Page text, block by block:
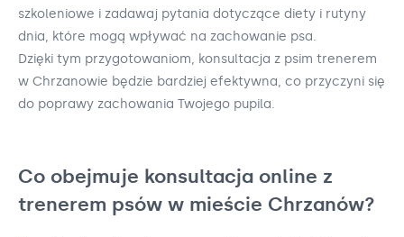
szkoleniowe i zadawaj pytania dotyczące diety i rutyny
dnia, które mogą wpływać na zachowanie psa.
Dzięki tym przygotowaniom, konsultacja z psim trenerem
w Chrzanowie będzie bardziej efektywna, co przyczyni się
do poprawy zachowania Twojego pupila.
Co obejmuje konsultacja online z
trenerem psów w mieście Chrzanów?